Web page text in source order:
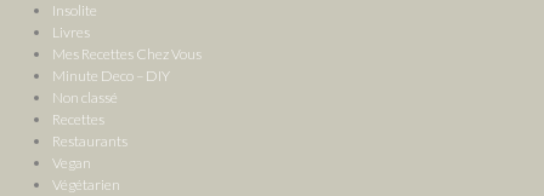
Insolite
Livres
Mes Recettes Chez Vous
Minute Deco – DIY
Non classé
Recettes
Restaurants
Vegan
Végétarien